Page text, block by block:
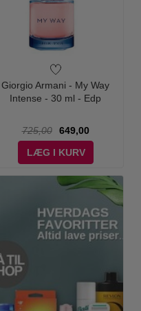
Giorgio Armani - My Way
Intense - 30 ml - Edp
725,00
649,00
LÆG I KURV